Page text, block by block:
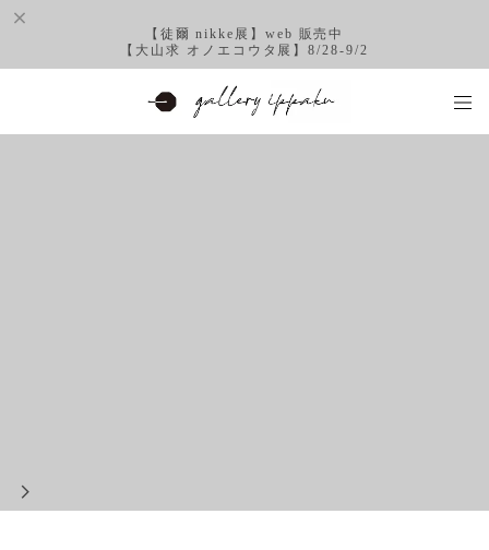
【徒爾 nikke展】web 販売中
【大山求 オノエコウタ展】8/28-9/2